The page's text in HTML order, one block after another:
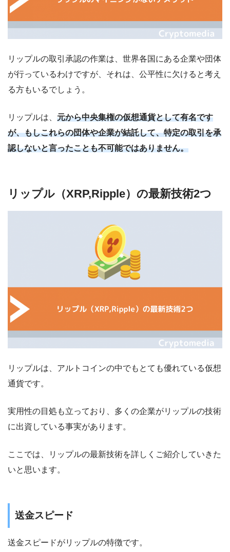
リップルの取引承認の作業は、世界各国にある企業や団体
が行っているわけですが、それは、公平性に欠けると考え
る方もいるでしょう。
リップルは、 元から中央集権の仮想通貨として有名です
が、もしこれらの団体や企業が結託して、特定の取引を承
認しないと言ったことも不可能ではありません。
リップル（XRP,Ripple）の最新技術2つ
リップルは、アルトコインの中でもとても優れている仮想
通貨です。
実用性の目処も立っており、多くの企業がリップルの技術
に出資している事実があります。
ここでは、リップルの最新技術を詳しくご紹介していきた
いと思います。
送金スピード
送金スピードがリップルの特徴です。